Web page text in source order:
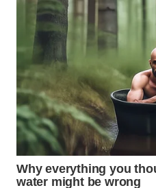
KARO
WN
SIMALUNGUN
WN
LABUHANBATU
WN
TAPANULI
TENGAH